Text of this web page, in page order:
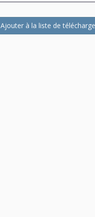
Ajouter à la liste de